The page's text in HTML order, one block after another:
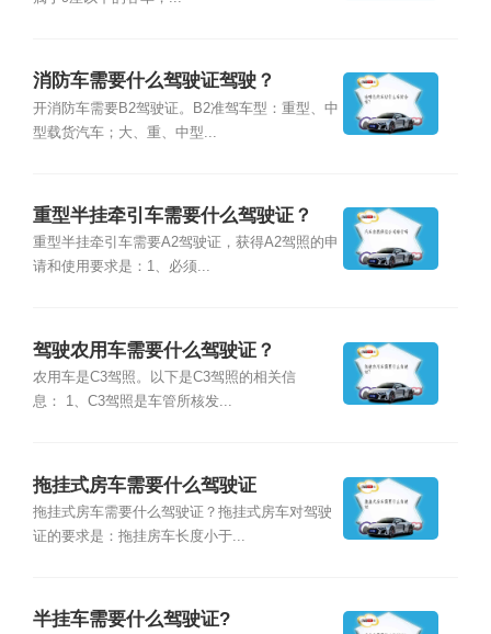
消防车需要什么驾驶证驾驶？
开消防车需要B2驾驶证。B2准驾车型：重型、中
型载货汽车；大、重、中型...
重型半挂牵引车需要什么驾驶证？
重型半挂牵引车需要A2驾驶证，获得A2驾照的申
请和使用要求是：1、必须...
驾驶农用车需要什么驾驶证？
农用车是C3驾照。以下是C3驾照的相关信
息： 1、C3驾照是车管所核发...
拖挂式房车需要什么驾驶证
拖挂式房车需要什么驾驶证？拖挂式房车对驾驶
证的要求是：拖挂房车长度小于...
半挂车需要什么驾驶证?